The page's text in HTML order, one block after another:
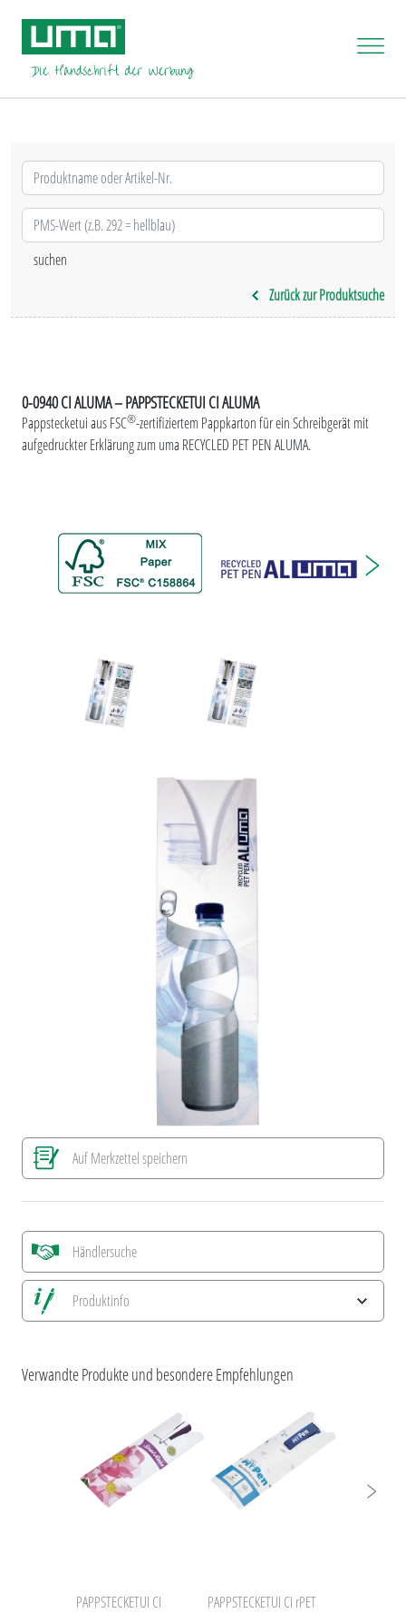
Zurück zur Produktsuche
0-0940 CI ALUMA – PAPPSTECKETUI CI ALUMA
Pappstecketui aus FSC®-zertifiziertem Pappkarton für ein Schreibgerät mit
aufgedruckter Erklärung zum uma RECYCLED PET PEN ALUMA.
Auf Merkzettel speichern
Händlersuche
Produktinfo
Information Druckposition
Verwandte Produkte und besondere Empfehlungen
PAPPSTECKETUI CI PAPPSTECKETUI CI rPET